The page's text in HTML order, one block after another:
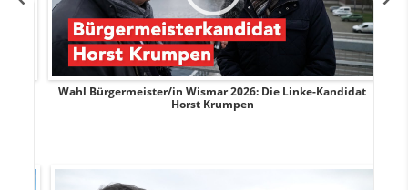
Wahl Bürgermeister/in Wismar 2026: Die Linke-Kandidat
Horst Krumpen